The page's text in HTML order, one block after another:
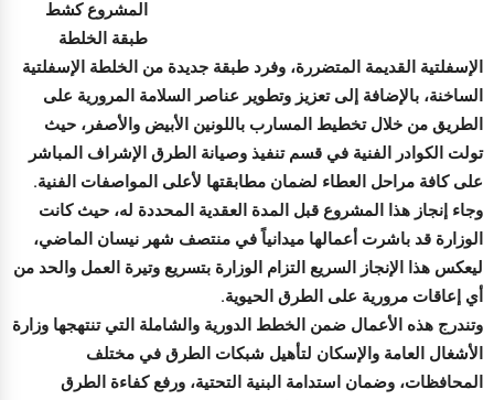
المشروع كشط
طبقة الخلطة
الإسفلتية القديمة المتضررة، وفرد طبقة جديدة من الخلطة الإسفلتية
الساخنة، بالإضافة إلى تعزيز وتطوير عناصر السلامة المرورية على
الطريق من خلال تخطيط المسارب باللونين الأبيض والأصفر، حيث
تولت الكوادر الفنية في قسم تنفيذ وصيانة الطرق الإشراف المباشر
على كافة مراحل العطاء لضمان مطابقتها لأعلى المواصفات الفنية.
​وجاء إنجاز هذا المشروع قبل المدة العقدية المحددة له، حيث كانت
الوزارة قد باشرت أعمالها ميدانياً في منتصف شهر نيسان الماضي،
ليعكس هذا الإنجاز السريع التزام الوزارة بتسريع وتيرة العمل والحد من
أي إعاقات مرورية على الطرق الحيوية.
​وتندرج هذه الأعمال ضمن الخطط الدورية والشاملة التي تنتهجها وزارة
الأشغال العامة والإسكان لتأهيل شبكات الطرق في مختلف
المحافظات، وضمان استدامة البنية التحتية، ورفع كفاءة الطرق